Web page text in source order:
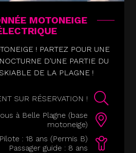
MOTONEIGE
! PARTEZ POUR UNE
D'UNE PARTIE DU
DE LA PLAGNE !
SUR RÉSERVATION !
à Belle Plagne (base
motoneige)
Pilote : 18 ans (Permis B)
Passager guide : 8 ans